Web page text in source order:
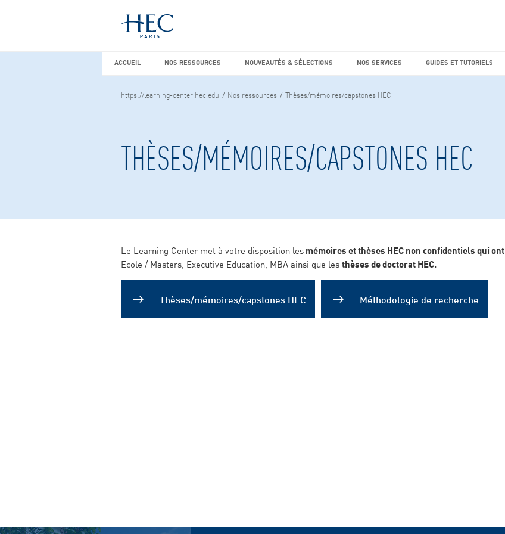
Vous cherchez peut-être
NOS RESSOURCES
ACCUEIL NOS RESSOURCES NOUVEAUTÉS & SÉLECTIONS NOS SERVICES GUIDES ET TUTORIELS
https://learning-center.hec.edu Nos ressources Thèses/mémoires/capstones HEC
THÈSES/MÉMOIRES/CAPSTONES HEC
Le Learning Center met à votre disposition lesmémoires et thèses HEC non confidentiels qui
Ecole / Masters, Executive Education, MBA ainsi que lesthèses de doctorat HEC.
Thèses/mémoires/capstones HEC Méthodologie de recherche